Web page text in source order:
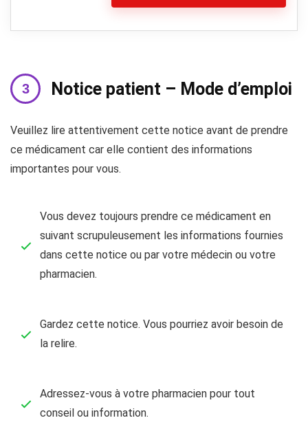
Notice patient – Mode d’emploi
Veuillez lire attentivement cette notice avant de prendre
ce médicament car elle contient des informations
importantes pour vous.
Vous devez toujours prendre ce médicament en
suivant scrupuleusement les informations fournies
dans cette notice ou par votre médecin ou votre
pharmacien.
Gardez cette notice. Vous pourriez avoir besoin de
la relire.
Adressez-vous à votre pharmacien pour tout
conseil ou information.